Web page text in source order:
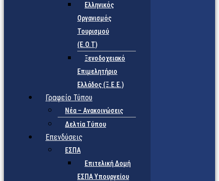
Eλληνικός
Οργανισμός
Τουρισμού
(Ε.Ο.Τ)
Ξενοδοχειακό
Επιμελητήριο
Ελλάδος (Ξ.Ε.Ε.)
Γραφείο Τύπου
Νέα – Ανακοινώσεις
Δελτία Τύπου
Επενδύσεις
ΕΣΠΑ
Επιτελική Δομή
ΕΣΠΑ Υπουργείου